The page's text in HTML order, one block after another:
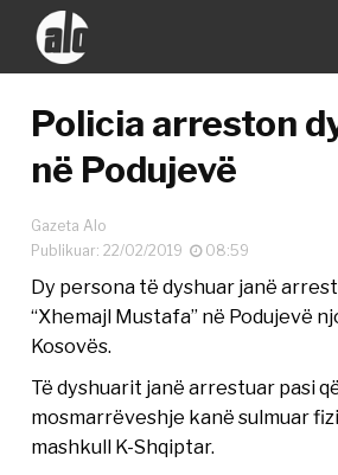
Policia arreston
në Podujevë
Gazeta Alo
Publikuar: 22/02/2019
08:59
Dy persona të dyshuar janë
“Xhemajl Mustafa” në Podujevë
Kosovës.
Të dyshuarit janë arrestuar pasi
mosmarrëveshje kanë sulmuar
mashkull K-Shqiptar.